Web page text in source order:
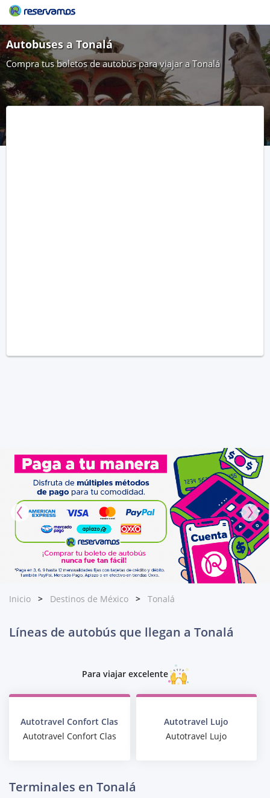
Autobuses a Tonalá
Compra tus boletos de autobús para viajar a Tonalá
Inicio Destinos de México Tonalá
Líneas de autobús que llegan a Tonalá
Para viajar excelente
Autotravel Confort Clas
Autotravel Confort Clas
Autotravel Lujo
Autotravel Lujo
Terminales en Tonalá